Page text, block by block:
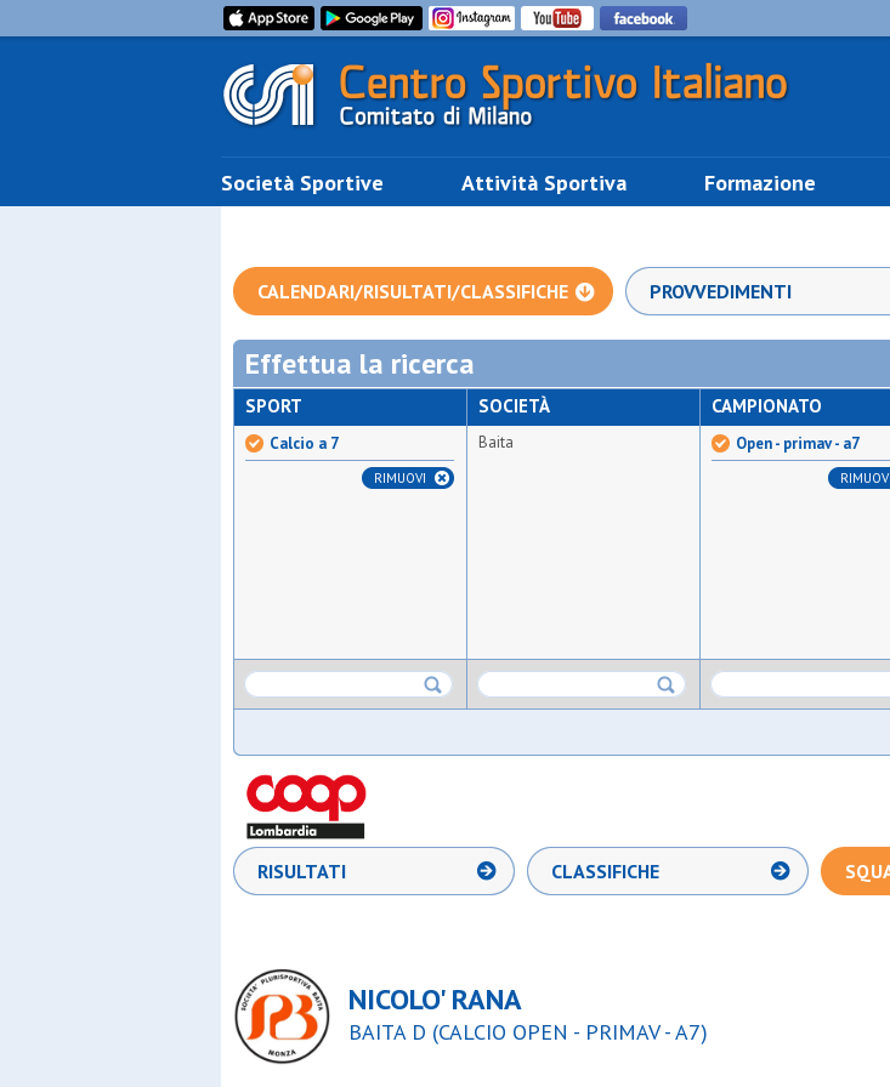
Società Sportive Attività Sportiva Formazione
CALENDARI/RISULTATI/CLASSIFICHE PROVVEDIMENTI
Effettua la ricerca
SPORT
Calcio a 7
RIMUOVI
SOCIETÀ
Baita
CAMPIONATO
Open - primav - a7
RIMUOVI
RISULTATI CLASSIFICHE
NICOLO' RANA
BAITA D (CALCIO OPEN - PRIMAV - A7)